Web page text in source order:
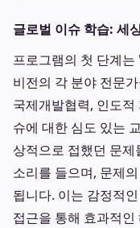
글로벌 이슈 학습: 세
프로그램의 첫 단계
비전의 각 분야 전문
국제개발협력, 인도
슈에 대한 심도 있는
상적으로 접했던 문
소리를 들으며, 문제
됩니다. 이는 감정적
접근을 통해 효과적